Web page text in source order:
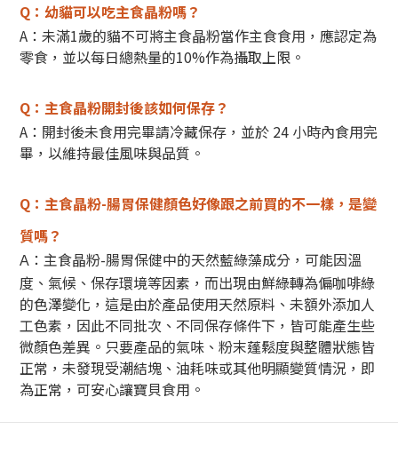
Q： 幼貓可以吃主食晶粉嗎？
A：未滿1歲的貓不可將主食晶粉當作主食食用，應認定為
零食，並以每日總熱量的10%作為攝取上限。
Q： 主食晶粉開封後該如何保存？
A：開封後未食用完畢請冷藏保存，並於 24 小時內食用完
畢，以維持最佳風味與品質。
Q：主食晶粉-腸胃保健顏色好像跟之前買的不一樣，是變
質嗎？
A ：主食晶粉-腸胃保健中的天然藍綠藻成分，可能因溫
度、氣候、保存環境等因素，而出現由鮮綠轉為偏咖啡綠
的色澤變化，這是由於產品使用天然原料、未額外添加人
工色素，因此不同批次、不同保存條件下，皆可能產生些
微顏色差異。 只要產品的氣味、粉末蓬鬆度與整體狀態皆
正常，未發現受潮結塊、油耗味或其他明顯變質情況，即
為正常，可安心讓寶貝食用。